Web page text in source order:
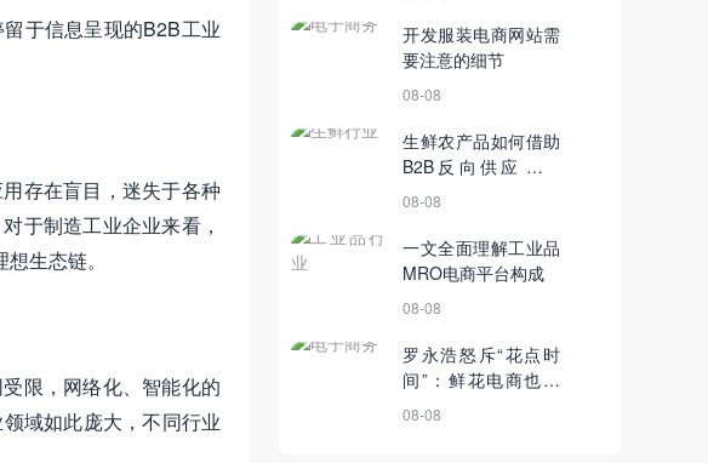
于信息呈现的B2B工业
存在盲目，迷失于各种
于制造工业企业来看，
生态链。
限，网络化、智能化的
域如此庞大，不同行业
开发服装电商网站需
要注意的细节
08-08
生鲜农产品如何借助
B2B反向供应链模
式，实现全产业链渠
08-08
一文全面理解工业品
MRO电商平台构成
08-08
罗永浩怒斥“花点时
间”：鲜花电商也有
本难念的经
08-08